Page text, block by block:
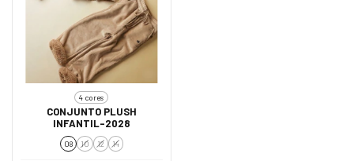
4 cores
CONJUNTO PLUSH
INFANTIL-2028
08 10 12 14